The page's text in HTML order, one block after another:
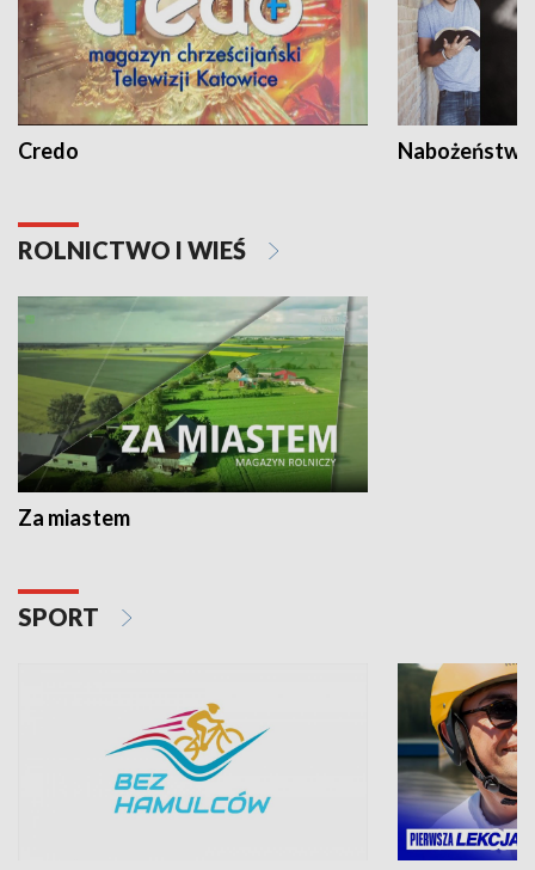
Credo
ROLNICTWO I WIEŚ
Za miastem
SPORT